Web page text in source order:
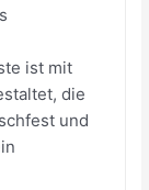
ist mit
die
und